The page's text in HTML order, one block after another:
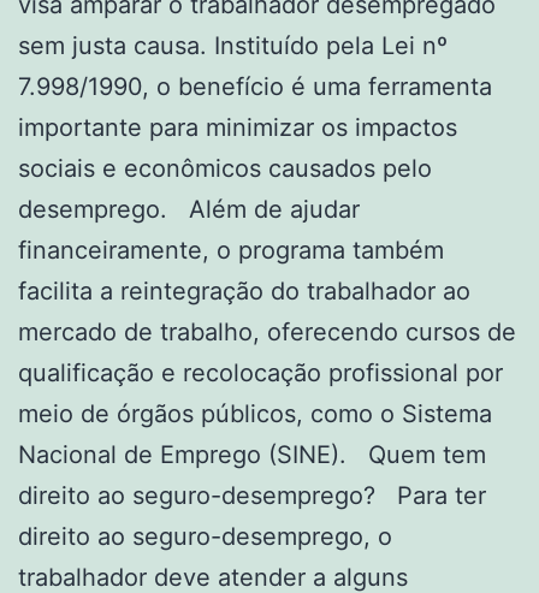
sem justa causa. Instituído pela Lei nº
7.998/1990, o benefício é uma ferramenta
importante para minimizar os impactos
sociais e econômicos causados pelo
desemprego. Além de ajudar
financeiramente, o programa também
facilita a reintegração do trabalhador ao
mercado de trabalho, oferecendo cursos de
qualificação e recolocação profissional por
meio de órgãos públicos, como o Sistema
Nacional de Emprego (SINE). Quem tem
direito ao seguro-desemprego? Para ter
direito ao seguro-desemprego, o
trabalhador deve atender a alguns